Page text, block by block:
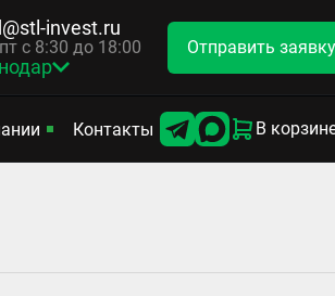
invest.ru
с 8:30 до 18:00 Отправить заявку
Контакты В